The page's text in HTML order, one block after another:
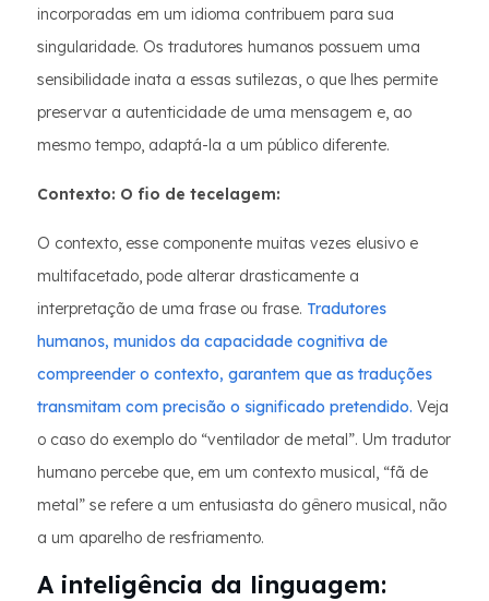
incorporadas em um idioma contribuem para sua
singularidade. Os tradutores humanos possuem uma
sensibilidade inata a essas sutilezas, o que lhes permite
preservar a autenticidade de uma mensagem e, ao
mesmo tempo, adaptá-la a um público diferente.
Contexto: O fio de tecelagem:
O contexto, esse componente muitas vezes elusivo e
multifacetado, pode alterar drasticamente a
interpretação de uma frase ou frase. Tradutores
humanos, munidos da capacidade cognitiva de
compreender o contexto, garantem que as traduções
transmitam com precisão o significado pretendido. Veja
o caso do exemplo do “ventilador de metal”. Um tradutor
humano percebe que, em um contexto musical, “fã de
metal” se refere a um entusiasta do gênero musical, não
a um aparelho de resfriamento.
A inteligência da linguagem: